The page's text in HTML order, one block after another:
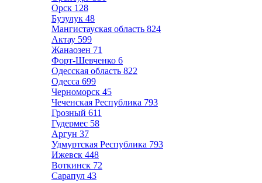
Орск 128
Бузулук 48
Мангистауская область 824
Актау 599
Жанаозен 71
Форт-Шевченко 6
Одесская область 822
Одесса 699
Черноморск 45
Чеченская Республика 793
Грозный 611
Гудермес 58
Аргун 37
Удмуртская Республика 793
Ижевск 448
Воткинск 72
Сарапул 43